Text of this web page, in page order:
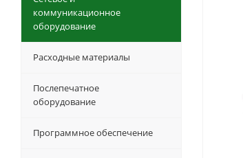
коммуникационное
оборудование
Расходные материалы
Послепечатное
оборудование
Программное обеспечение